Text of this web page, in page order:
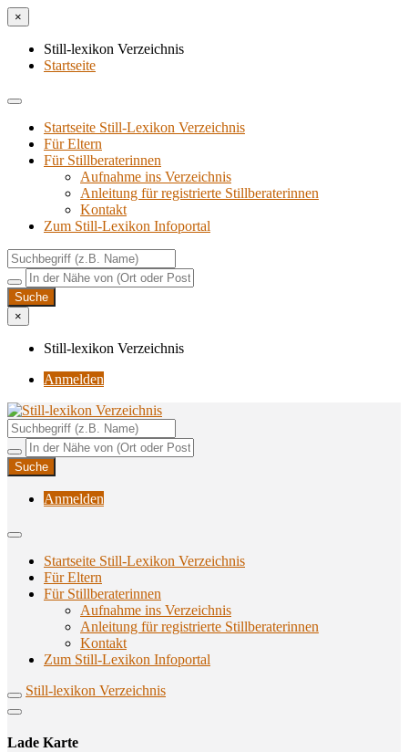
×
Still-lexikon Verzeichnis
Startseite
Startseite Still-Lexikon Verzeichnis
Für Eltern
Für Stillberaterinnen
Aufnahme ins Verzeichnis
Anlei­tung für regis­trier­te Stillberaterinnen
Kon­takt
Zum Still-Lexikon Infoportal
×
Still-lexikon Verzeichnis
Anmelden
Still-lexikon Verzeichnis
Unterstützungsangebote rund ums Stillen
Anmelden
Startseite Still-Lexikon Verzeichnis
Für Eltern
Für Stillberaterinnen
Aufnahme ins Verzeichnis
Anlei­tung für regis­trier­te Stillberaterinnen
Kon­takt
Zum Still-Lexikon Infoportal
Still-lexikon Verzeichnis
Lade Karte